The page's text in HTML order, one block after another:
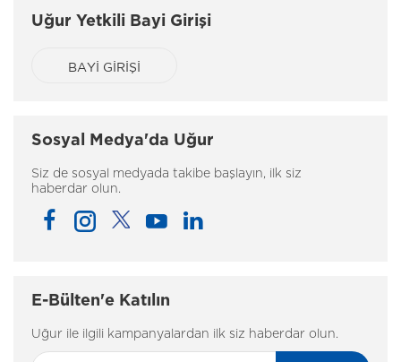
Uğur Yetkili Bayi Girişi
BAYİ GİRİŞİ
Sosyal Medya'da Uğur
Siz de sosyal medyada takibe başlayın, ilk siz
haberdar olun.
E-Bülten'e Katılın
Uğur ile ilgili kampanyalardan ilk siz haberdar olun.